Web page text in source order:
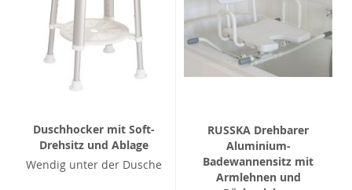
Duschhocker mit Soft-
Drehsitz und Ablage
Wendig unter der Dusche
RUSSKA Drehbarer
Aluminium-
Badewannensitz mit
Armlehnen und